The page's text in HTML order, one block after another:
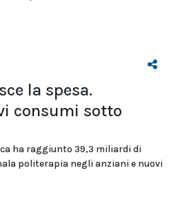
la spesa.
consumi sotto
ha raggiunto 39,3 miliardi di
politerapia negli anziani e nuovi